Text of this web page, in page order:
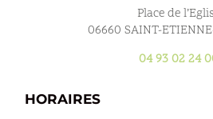
Place de
06660 SAINT-
04 93 02 24
HORAIRES